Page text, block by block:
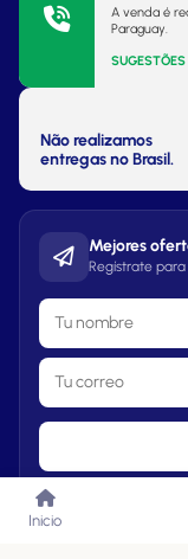
A venda é
Paraguay.
Não realizamos
entregas no Brasil.
Mejores
Regístrate
Inicio